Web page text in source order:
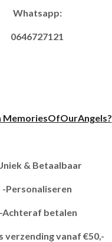
Whatsapp:
0646727121
MemoriesOfOurAngels?
& Betaalbaar
-Personaliseren
-Achteraf betalen
verzending vanaf €50,-